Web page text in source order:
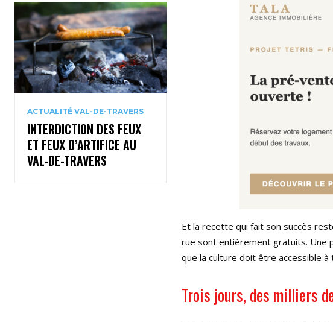
ACTUALITÉ VAL-DE-TRAVERS
INTERDICTION DES FEUX
ET FEUX D’ARTIFICE AU
VAL-DE-TRAVERS
Et la recette qui fait son succès
rue sont entièrement gratuits. Une
que la culture doit être accessible
Trois jours, des milliers